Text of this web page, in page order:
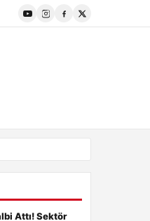
Attı! Sektör